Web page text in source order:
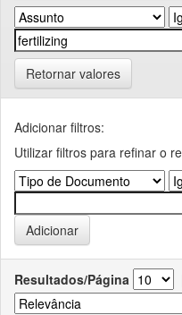
Retornar valores
Adicionar filtros:
Utilizar filtros para refinar o
Resultados/Página